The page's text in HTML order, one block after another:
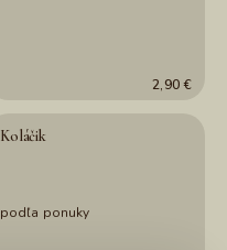
2,90 €
Koláčik
podľa ponuky